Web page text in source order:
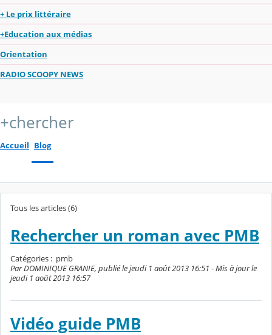
+ Le prix littéraire
+Education aux médias
Orientation
RADIO SCOOPY NEWS
+chercher
Accueil Blog
Tous les articles (6)
Rechercher un roman avec PMB
Catégories : pmb
Par DOMINIQUE GRANIE, publié le jeudi 1 août 2013 16:51 - Mis à jour le
jeudi 1 août 2013 16:57
Vidéo guide PMB